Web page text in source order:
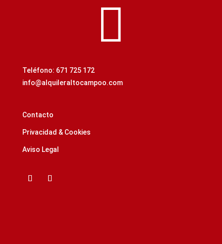

Teléfono: 671 725 172
info@alquileraltocampoo.com
Contacto
Privacidad & Cookies
Aviso Legal